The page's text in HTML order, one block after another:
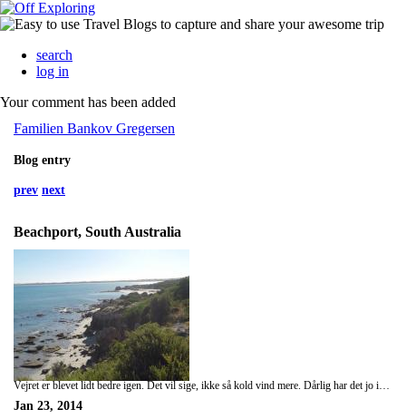
search
log in
Your comment has been added
Familien Bankov Gregersen
Blog entry
prev next
Beachport, South Australia
Vejret er blevet lidt bedre igen. Det vil sige, ikke så kold vind mere. Dårlig har det jo ikke været endnu. Vi kørte kun 40 km i dag. Så var der tid til at få kikket lidt rundt i Beachport. Her er flotte strande, flotte klipper og snoede veje. Her er ikke så meget andet, men det er rigtig hyggeligt.
Jan 23, 2014